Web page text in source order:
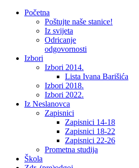
Početna
Poštujte naše stanice!
Iz svijeta
Odricanje
odgovornosti
Izbori
Izbori 2014.
Lista Ivana Barišića
Izbori 2018.
Izbori 2022.
Iz Neslanovca
Zapisnici
Zapisnici 14-18
Zapisnici 18-22
Zapisnici 22-26
Prometna studija
Škola